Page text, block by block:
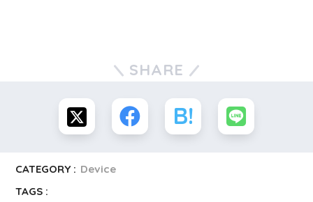
SHARE
CATEGORY : Device
TAGS :